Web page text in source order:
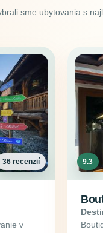
sme ubytovania s
36 recenzií
v
9.3